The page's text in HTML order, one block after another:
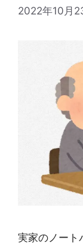
2022年10月
実家のノート